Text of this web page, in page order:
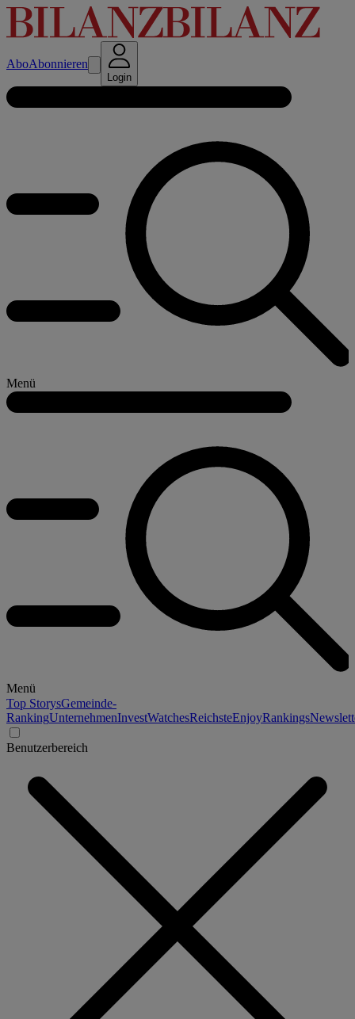
AboAbonnieren
Login
Menü
Menü
Top StorysGemeinde-
RankingUnternehmenInvestWatchesReichsteEnjoyRankings
Benutzerbereich